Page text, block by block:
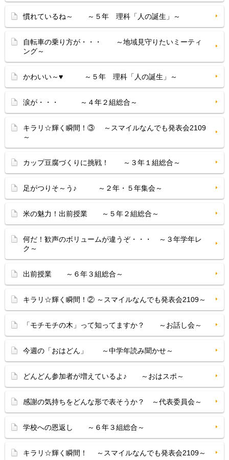
慣れているね～ ～５年 理科「人の誕生」～
自転車の乗り方が・・・ ～地域見守りたいミーティ
ング～
かわいい～♥ ～５年 理科「人の誕生」～
涙が・・・ ～４年２組総合～
キラリ☆輝く瞬間！③ ～スマイルなんでも発表会2109
～
カップ豆腐づくりに挑戦！ ～３年１組総合～
足がつりそ～う♪ ～２年・５年集会～
米の魅力！出前授業 ～５年２組総合～
何だ！歓声のボリュームが違うぞ・・・ ～３年学年レ
ク～
出前授業 ～６年３組総合～
キラリ☆輝く瞬間！② ～スマイルなんでも発表会2109～
「モチモチの木」って知ってますか？ ～お話し会～
今週の「おはどん」 ～中学年読み聞かせ～
どんどん参加者が増えているよ♪ ～おはスポ～
感謝の気持ちをどんな形で表そうか？ ～代表委員会～
学校への恩返し ～６年３組総合～
キラリ☆輝く瞬間！ ～スマイルなんでも発表会2109～